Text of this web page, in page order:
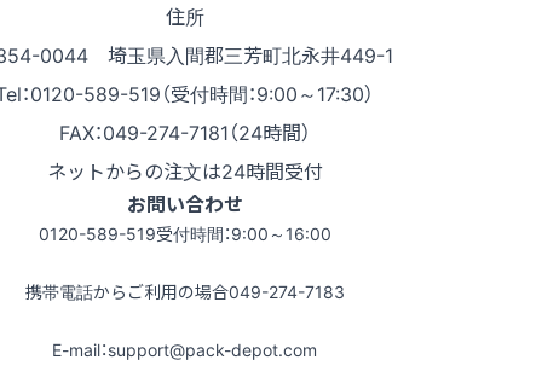
住所
0044 埼玉県入間郡三芳町北永井449-1
：0120-589-519（受付時間：9:00～17:30）
FAX：049-274-7181（24時間）
ネットからの注文は24時間受付
お問い合わせ
0120-589-519受付時間：9:00～16:00
携帯電話からご利用の場合049-274-7183
E-mail：support@pack-depot.com